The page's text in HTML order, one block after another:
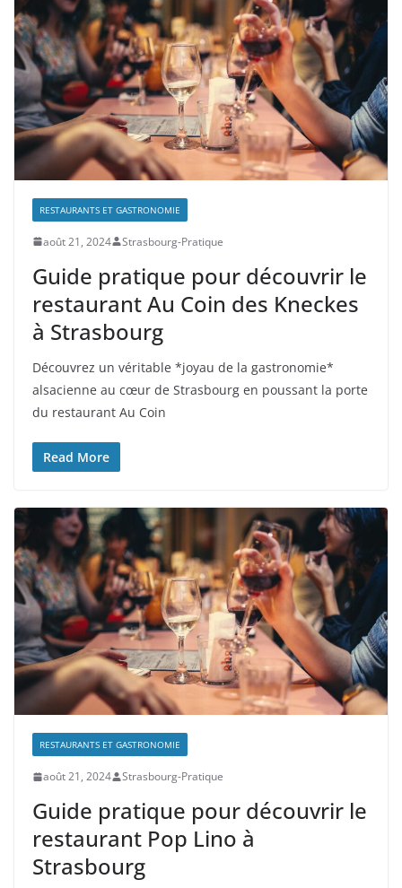
RESTAURANTS ET GASTRONOMIE
août 21, 2024 Strasbourg-Pratique
Guide pratique pour découvrir le
restaurant Au Coin des Kneckes
à Strasbourg
Découvrez un véritable *joyau de la gastronomie*
alsacienne au cœur de Strasbourg en poussant la porte
du restaurant Au Coin
Read More
RESTAURANTS ET GASTRONOMIE
août 21, 2024 Strasbourg-Pratique
Guide pratique pour découvrir le
restaurant Pop Lino à
Strasbourg